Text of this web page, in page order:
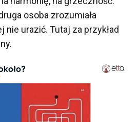
osoba zrozumiała
nie urazić. Tutaj za przykład